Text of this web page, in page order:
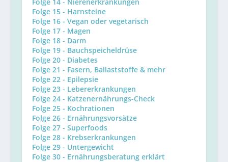
Folge 15 - Harnsteine
Folge 16 - Vegan oder vegetarisch
Folge 17 - Magen
Folge 18 - Darm
Folge 19 - Bauchspeicheldrüse
Folge 20 - Diabetes
Folge 21 - Fasern, Ballaststoffe & mehr
Folge 22 - Epilepsie
Folge 23 - Lebererkrankungen
Folge 24 - Katzenernährungs-Check
Folge 25 - Kochrationen
Folge 26 - Ernährungsvorsätze
Folge 27 - Superfoods
Folge 28 - Krebserkrankungen
Folge 29 - Untergewicht
Folge 30 - Ernährungsberatung erklärt